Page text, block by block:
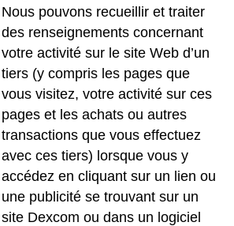
Nous pouvons recueillir et traiter
des renseignements concernant
votre activité sur le site Web d’un
tiers (y compris les pages que
vous visitez, votre activité sur ces
pages et les achats ou autres
transactions que vous effectuez
avec ces tiers) lorsque vous y
accédez en cliquant sur un lien ou
une publicité se trouvant sur un
site Dexcom ou dans un logiciel